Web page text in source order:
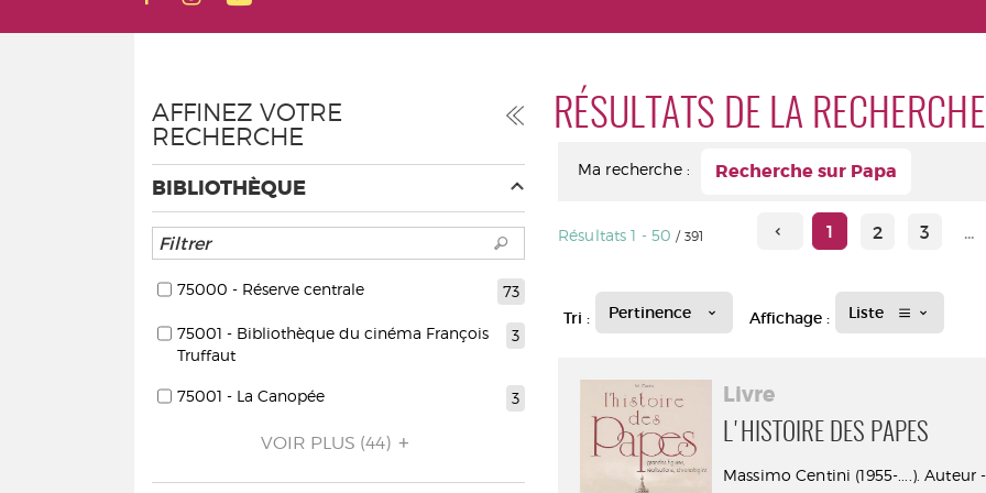
RÉSULTATS DE LA RECHERCHE
Ma recherche : Recherche sur Papa
Résultats1 - 50 / 391 1 2 3 ...
Tri : Pertinence Affichage : Liste
Livre
L'HISTOIRE DES PAPES
Massimo Centini (1955-....).
AFFINEZ VOTRE
RECHERCHE
BIBLIOTHÈQUE
73
75000 - Réserve centrale
3
75001 - Bibliothèque du cinéma François
Truffaut
3
75001 - La Canopée
VOIR PLUS (44)